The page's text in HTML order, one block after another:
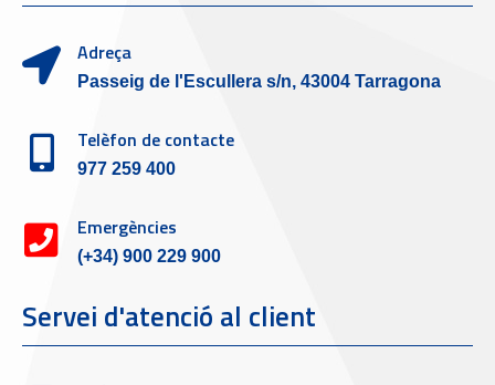
Adreça
Passeig de l'Escullera s/n, 43004 Tarragona
Telèfon de contacte
977 259 400
Emergències
(+34) 900 229 900
Servei d'atenció al client